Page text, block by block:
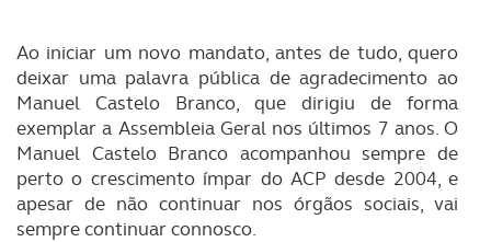
Ao iniciar um novo mandato, antes de tudo, quero
deixar uma palavra pública de agradecimento ao
Manuel Castelo Branco, que dirigiu de forma
exemplar a Assembleia Geral nos últimos 7 anos. O
Manuel Castelo Branco acompanhou sempre de
perto o crescimento ímpar do ACP desde 2004, e
apesar de não continuar nos órgãos sociais, vai
sempre continuar connosco.